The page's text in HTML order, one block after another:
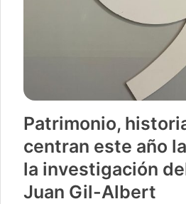
Patrimonio,
centran este año
la investigación
Juan Gil-Albert